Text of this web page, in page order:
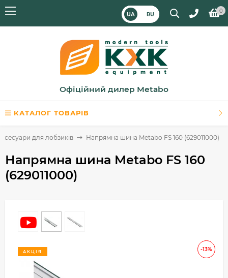
UA RU
0
Офіційний дилер Metabo
КАТАЛОГ ТОВАРІВ
для лобзиків Напрямна шина Metabo FS 160 (629011000)
Напрямна шина Metabo FS 160
(629011000)
-13%
АКЦІЯ